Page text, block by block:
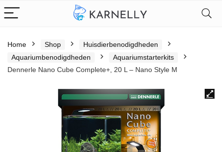
Home Shop
Huisdierbenodigdheden
Aquariumbenodigdheden
Aquariumstarterkits
Dennerle Nano Cube Complete+, 20 L – Nano Style M